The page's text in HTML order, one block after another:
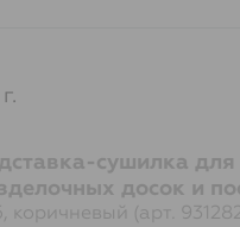
сушилка для
досок и
коричневый (арт.